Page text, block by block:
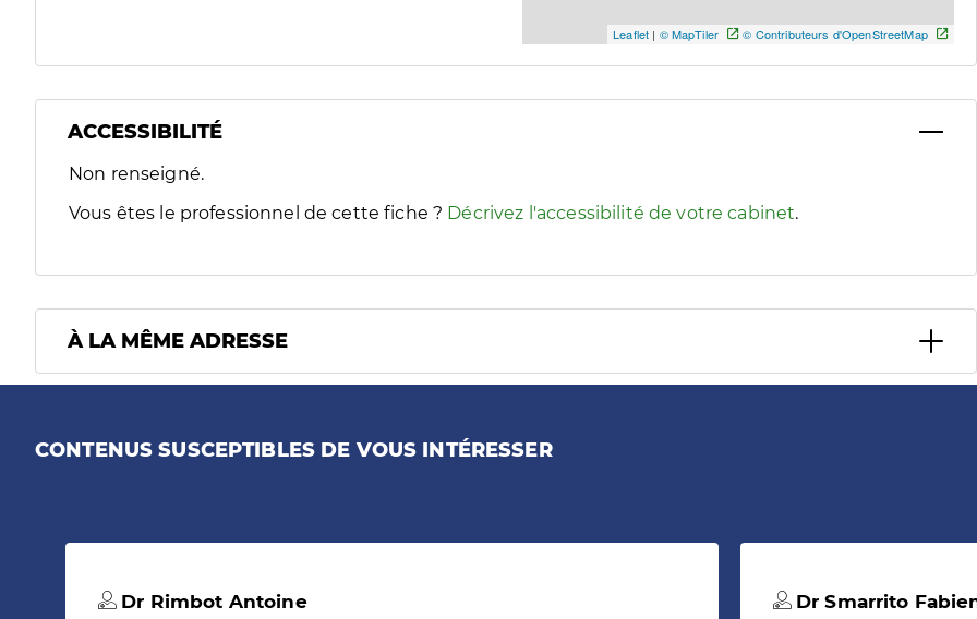
Leaflet | © MapTiler © Contributeurs d'OpenStreetMap
ACCESSIBILITÉ
Filtres
Sélectionnez un ou plusieurs handicaps/besoins spécifiques pour afficher les informations d'accessibilité associées
Non renseigné.
Vous êtes le professionnel de cette fiche ? Décrivez l'accessibilité de votre cabinet.
À LA MÊME ADRESSE
CONTENUS SUSCEPTIBLES DE VOUS INTÉRESSER
Dr Rimbot Antoine Dr Smarrito